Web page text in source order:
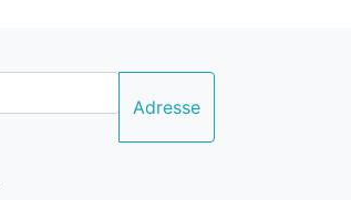
Adresse